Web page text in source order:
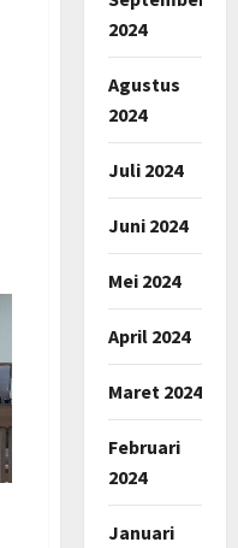
2024
Agustus
2024
Juli 2024
Juni 2024
Mei 2024
April 2024
Maret 2024
Februari
2024
Januari